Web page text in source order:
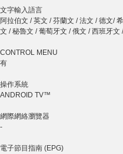
文字輸入語言
阿拉伯文 / 英文 / 芬蘭文 / 法文 / 德文/
文 / 秘魯文 / 葡萄牙文 / 俄文 / 西班牙
CONTROL MENU
有
操作系統
ANDROID TV™
網際網絡瀏覽器
-
電子節目指南 (EPG)